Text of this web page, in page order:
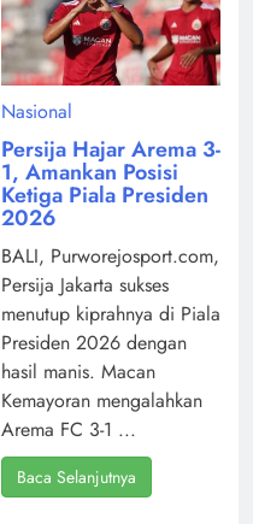
Nasional
Persija Hajar Arema 3-
1, Amankan Posisi
Ketiga Piala Presiden
2026
BALI, Purworejosport.com,
Persija Jakarta sukses
menutup kiprahnya di Piala
Presiden 2026 dengan
hasil manis. Macan
Kemayoran mengalahkan
Arema FC 3-1 ...
Baca Selanjutnya